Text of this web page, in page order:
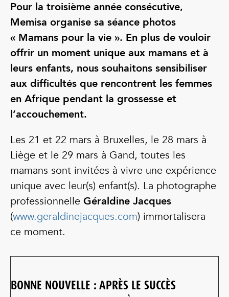
Pour la troisième année consécutive,
Memisa organise sa séance photos
« Mamans pour la vie ». En plus de vouloir
offrir un moment unique aux mamans et à
leurs enfants, nous souhaitons sensibiliser
aux difficultés que rencontrent les femmes
en Afrique pendant la grossesse et
l’accouchement.
Les 21 et 22 mars à Bruxelles, le 28 mars à
Liège et le 29 mars à Gand, toutes les
mamans sont invitées à vivre une expérience
unique avec leur(s) enfant(s). La photographe
professionnelle Géraldine Jacques
(www.geraldinejacques.com) immortalisera
ce moment.
BONNE NOUVELLE : APRÈS LE SUCCÈS